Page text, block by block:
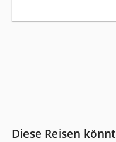
Diese Reisen